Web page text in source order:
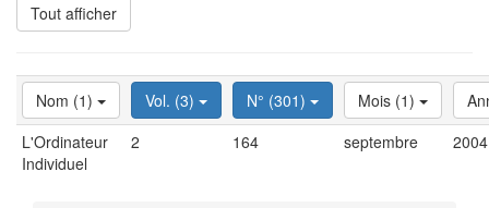
Tout afficher
Nom (1) Vol. (3) N° (301) Mois (1)
L'Ordinateur
Individuel
2 164 septembre 2004